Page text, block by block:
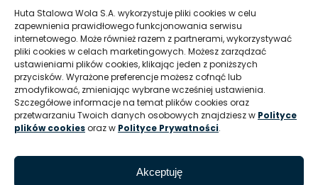
Huta Stalowa Wola S.A. wykorzystuje pliki cookies w celu
zapewnienia prawidłowego funkcjonowania serwisu
internetowego. Może również razem z partnerami, wykorzystywać
pliki cookies w celach marketingowych. Możesz zarządzać
ustawieniami plików cookies, klikając jeden z poniższych
przycisków. Wyrażone preferencje możesz cofnąć lub
zmodyfikować, zmieniając wybrane wcześniej ustawienia.
Szczegółowe informacje na temat plików cookies oraz
przetwarzaniu Twoich danych osobowych znajdziesz w Polityce
plików cookiesoraz w Polityce Prywatności.
Akceptuję
REGON: 830005443
Sąd Rejonowy w Rzeszowie, XII Wydział Gospodarczy
Krajowego Rejestru Sądowego
Kapitał Zakładowy: 332 905 973,00 zł – opłacony w całości
Huta Stalowa Wola S.A. Oddział Autosan w Sanoku
ul. Lipińskiego 109
REGON Oddziału 830005443-00214
T: